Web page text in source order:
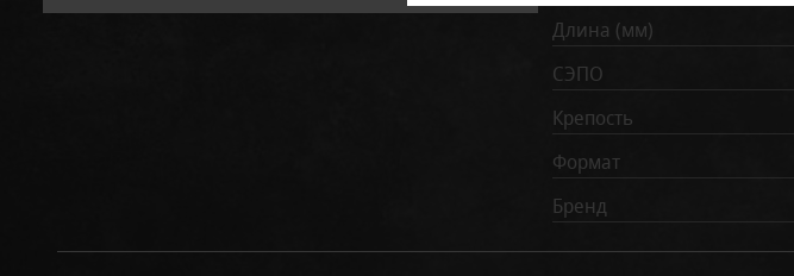
Длина (мм)
СЭПО
Крепость
Формат
Бренд